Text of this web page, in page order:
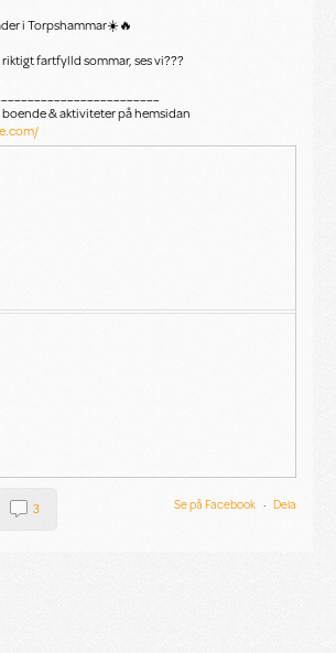
i Torpshammar☀️🔥
fartfylld sommar, ses vi???
& aktiviteter på hemsidan
Se på Facebook · Dela
3